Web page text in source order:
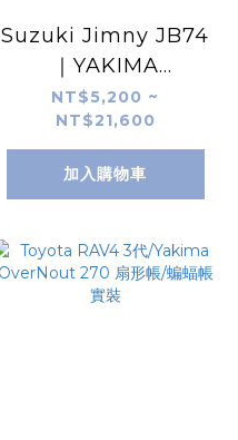
Suzuki Jimny JB74
｜YAKIMA
OverNOut 270 2.25
扇形車邊帳 實車安裝
｜unrv.台灣專業安裝
NT$5,200 ~
NT$21,600
加入購物車